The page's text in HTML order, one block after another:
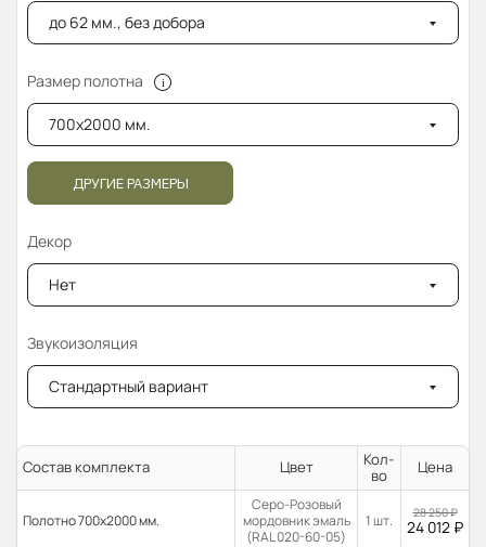
до 62 мм., без добора
Размер полотна
700x2000 мм.
ДРУГИЕ РАЗМЕРЫ
Декор
Нет
Звукоизоляция
Стандартный вариант
Состав комплекта Цвет
Кол-
во
Цена
Полотно 700x2000 мм.
Серо-Розовый
мордовник эмаль
(RAL 020-60-05)
1 шт. 28 250₽
24 012 ₽